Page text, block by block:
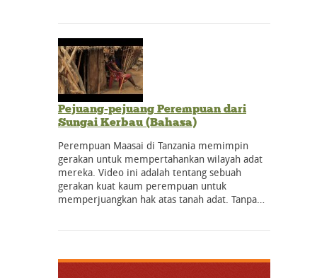
Pejuang-pejuang Perempuan dari
Sungai Kerbau (Bahasa)
Perempuan Maasai di Tanzania memimpin
gerakan untuk mempertahankan wilayah adat
mereka. Video ini adalah tentang sebuah
gerakan kuat kaum perempuan untuk
memperjuangkan hak atas tanah adat. Tanpa…